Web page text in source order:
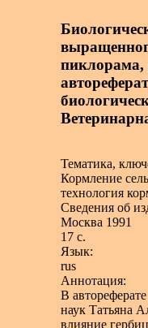
пиклорама,
Тематика,
Кормление
технология
Сведения об
Москва 1991
17 с.
Язык:
rus
Аннотация:
В
наук Татьяна
влияние